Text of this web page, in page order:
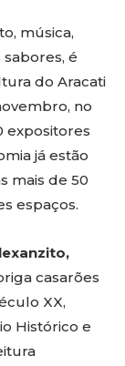
música,
é
do Aracati
no
expositores
já estão
mais de 50
espaços.
casarões
XX,
Histórico e